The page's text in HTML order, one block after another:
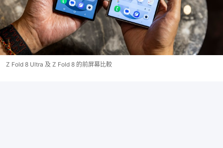
Z Fold 8 Ultra 及 Z Fold 8 的前屏幕比較